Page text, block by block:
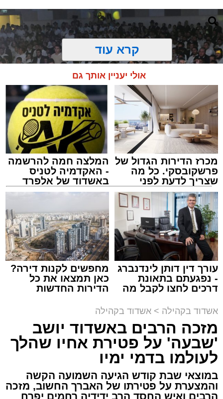
זיץ המרכז למורשת
מנהל האתר / 08:55 09.08.26
תגים:אבי אמסלם, המרכז למורשת, מהות,
אזולאי
לקראת סיום בין הזמנים נערך אמש מופע סיום בין
הזמנים ומלווה מלכה על ידי "המרכז למורשת"
בראשות מ"מ ראש העיר הרב אבי אמסלם בשיתוף
הרשות העירונית 'מהות' בראשות יו"ר הדירקטוריון
חבר מועצת העיר הרב מני אזולאי ומנכ"לית
הרשות הגב' סימונה מורלי - בהשתתפות למעלה
מאלף בחורי ישיבות, אברכים ותושבי העיר שגדשו
קרא עוד
אולי יעניין אותך גם
מכרז הדירות הגדול של
פרשקובסקי. כל מה
שצריך לדעת לפני
שמגישים הצעה לדירה
באשדוד
המלצה חמה להרשמה
- האקדמיה לטניס
באשדוד של אלפרד
קריאולנסקי - לילדים
עורך דין דותן לינדנברג
- נפגעתם בתאונת
דרכים לחצו לקבל מה
מחפשים לקנות דירה?
כאן תמצאו את כל
הדירות החדשות
אשדוד בקהילה > אשדוד בקהילה
מזכה הרבים באשדוד יושב
'שבעה' על פטירת אחיו שהלך
לעולמו בדמי ימיו
במוצאי שבת קודש הגיעה השמועה הקשה
והמצערת על פטירתו של האברך החשוב, מזכה
הרבים ואיש החסד הרב ידידיה רחמים יפרח